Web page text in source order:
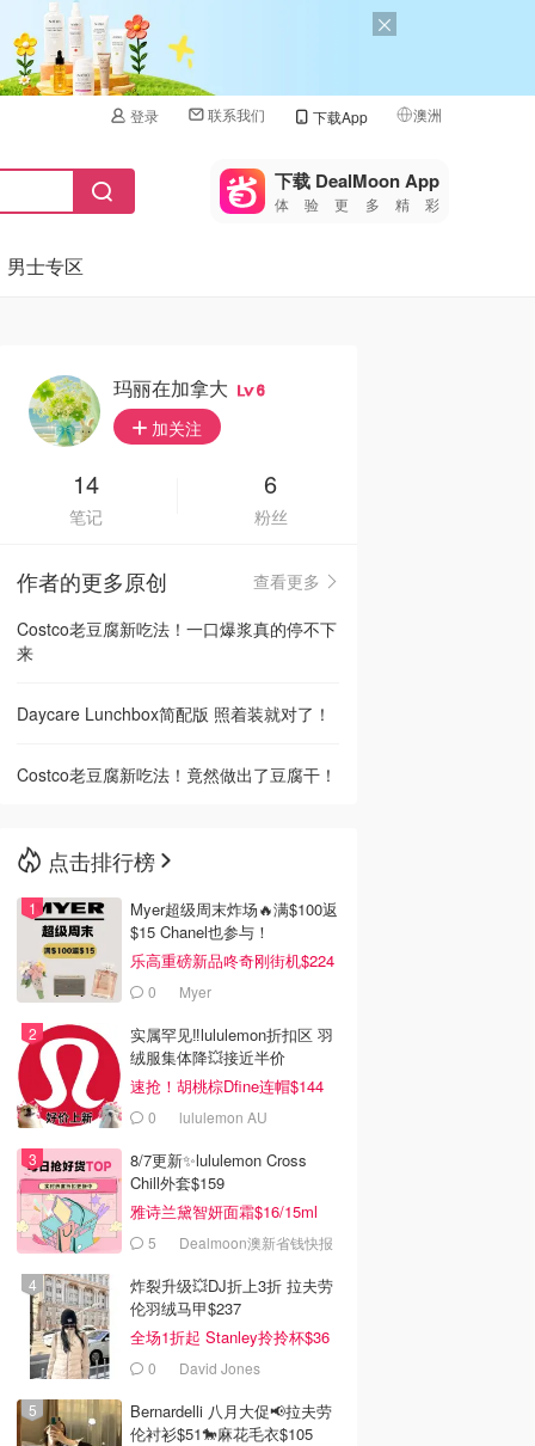
登录 联系我们 下载App 澳洲
🇺🇸
🇨🇳 中国
🇦🇺
🇳🇿新西兰
下载 DealMoon App
体验更多精彩
男士专区
玛丽在加拿大 6
加关注
14
笔记
6
粉丝
作者的更多原创
查看更多
Costco老豆腐新吃法！一口爆浆真的停不下
来
Daycare Lunchbox简配版 照着装就对了！
Costco老豆腐新吃法！竟然做出了豆腐干！
点击排行榜
Myer超级周末炸场🔥满$100返
$15 Chanel也参与！
乐高重磅新品咚奇刚街机$224
0 Myer
实属罕见‼️lululemon折扣区 羽
绒服集体降💥接近半价
速抢！胡桃棕Dfine连帽$144
0 lululemon AU
8/7更新✨lululemon Cross
Chill外套$159
雅诗兰黛智妍面霜$16/15ml
5 Dealmoon澳新省钱快报
炸裂升级💥DJ折上3折 拉夫劳
伦羽绒马甲$237
全场1折起 Stanley拎拎杯$36
0 David Jones
Bernardelli 八月大促📢拉夫劳
伦衬衫$51🐎麻花毛衣$105